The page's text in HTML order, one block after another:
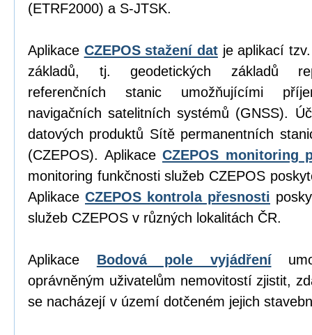
(ETRF2000) a S-JTSK.
Aplikace CZEPOS stažení datje aplikací
základů, tj. geodetických základů
referenčních stanic umožňujícími
navigačních satelitních systémů (GNSS).
datových produktů Sítě permanentních
(CZEPOS). Aplikace CZEPOS monitoring
monitoring funkčnosti služeb CZEPOS
Aplikace CZEPOS kontrola přesnosti
služeb CZEPOS v různých lokalitách ČR.
Aplikace Bodová pole vyjádření
oprávněným uživatelům nemovitostí zjistit,
se nacházejí v území dotčeném jejich